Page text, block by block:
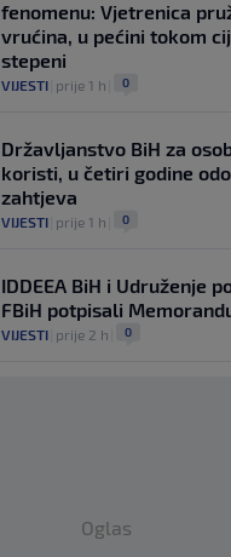
fenomenu: Vjetrenica
vrućina, u pećini tokom
stepeni
VIJESTI prije 1 h 0
Državljanstvo BiH za
koristi, u četiri godine
zahtjeva
VIJESTI prije 1 h 0
IDDEEA BiH i Udruženje
FBiH potpisali
VIJESTI prije 2 h 0
Oglas